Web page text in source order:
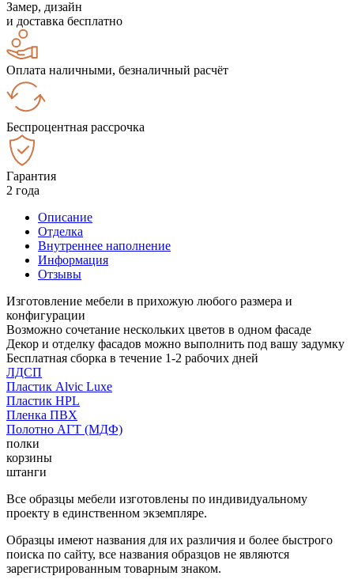
Замер, дизайн
и доставка бесплатно
Оплата наличными, безналичный расчёт
Беспроцентная рассрочка
Гарантия
2 года
Описание
Отделка
Внутреннее наполнение
Информация
Отзывы
Изготовление мебели в прихожую любого размера и
конфигурации
Возможно сочетание нескольких цветов в одном фасаде
Декор и отделку фасадов можно выполнить под вашу задумку
Бесплатная сборка в течение 1-2 рабочих дней
ЛДСП
Пластик Alvic Luxe
Пластик HPL
Пленка ПВХ
Полотно АГТ (МДФ)
полки
корзины
штанги
Все образцы мебели изготовлены по индивидуальному
проекту в единственном экземпляре.
Образцы имеют названия для их различия и более быстрого
поиска по сайту, все названия образцов не являются
зарегистрированным товарным знаком.